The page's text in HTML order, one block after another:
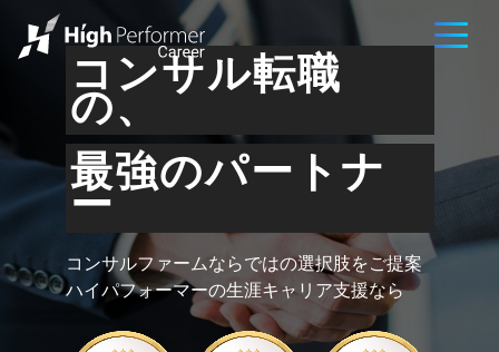
コンサル転職
の、
最強のパートナ
ー
コンサルファームならではの選択肢をご提案
ハイパフォーマーの生涯キャリア支援なら